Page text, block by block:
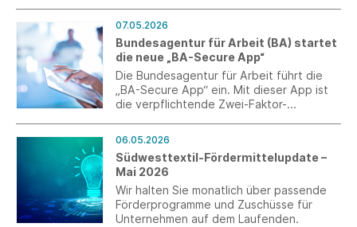
Signale für die Industrie. Gleichzeitig
mahnt der Verband schnelle Umsetzung
und konkrete Maßnahmen angesichts der
anhaltend schwierigen Lage der Branche
an.
07.05.2026
Bundesagentur für Arbeit (BA) startet
die neue „BA-Secure App“
Die Bundesagentur für Arbeit führt die
„BA-Secure App“ ein. Mit dieser App ist
die verpflichtende Zwei-Faktor-
06.05.2026
Südwesttextil-Fördermittelupdate –
Mai 2026
Wir halten Sie monatlich über passende
Förderprogramme und Zuschüsse für
Unternehmen auf dem Laufenden.